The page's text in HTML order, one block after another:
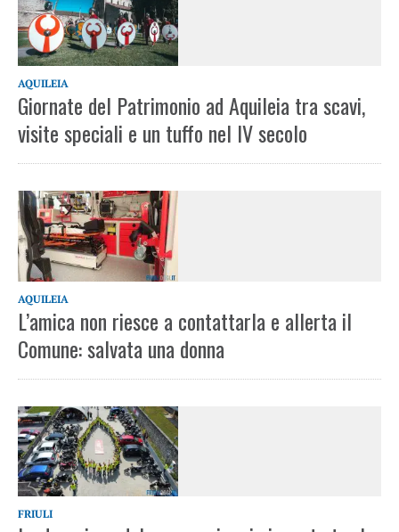
AQUILEIA
Giornate del Patrimonio ad Aquileia tra scavi,
visite speciali e un tuffo nel IV secolo
AQUILEIA
L’amica non riesce a contattarla e allerta il
Comune: salvata una donna
FRIULI